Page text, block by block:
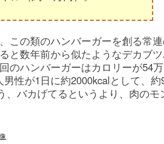
この類のハンバーガーを創る常
と数年前から似たようなデカブ
のハンバーガーはカロリーが54万
性が1日に約2000kcalとして、約
、バカげてるというより、肉のモ